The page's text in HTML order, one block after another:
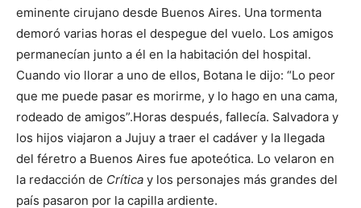
eminente cirujano desde Buenos Aires. Una tormenta
demoró varias horas el despegue del vuelo. Los amigos
permanecían junto a él en la habitación del hospital.
Cuando vio llorar a uno de ellos, Botana le dijo: “Lo peor
que me puede pasar es morirme, y lo hago en una cama,
rodeado de amigos”.Horas después, fallecía. Salvadora y
los hijos viajaron a Jujuy a traer el cadáver y la llegada
del féretro a Buenos Aires fue apoteótica. Lo velaron en
la redacción de Crítica y los personajes más grandes del
país pasaron por la capilla ardiente.